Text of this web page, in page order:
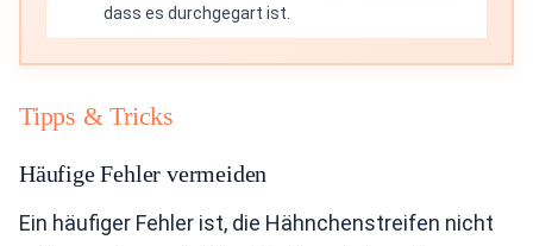
dass es durchgegart ist.
Tipps & Tricks
Häufige Fehler vermeiden
Ein häufiger Fehler ist, die Hähnchenstreifen nicht